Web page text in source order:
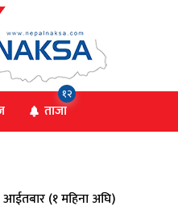
ताजा
१२
(१ महिना अघि)